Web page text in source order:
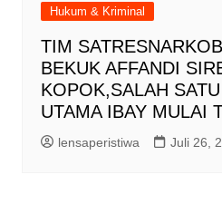
Hukum & Kriminal
TIM
BEKUK AFFANDI
KOPOK,SALAH
UTAMA IBAY MULAI
lensaperistiwa Juli 26,